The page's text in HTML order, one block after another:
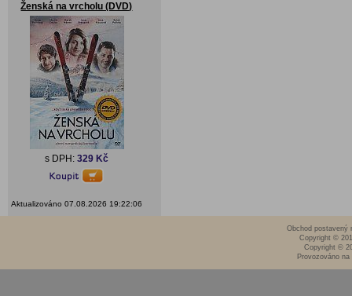
Ženská na vrcholu (DVD)
s DPH: 329 Kč
Aktualizováno 07.08.2026 19:22:06
Obchod postavený
Copyright ©
Copyright ©
Provozováno